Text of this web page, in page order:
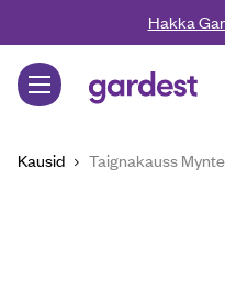
Liigu edasi põhisisu juurde
Hakka
Kausid Taignakauss